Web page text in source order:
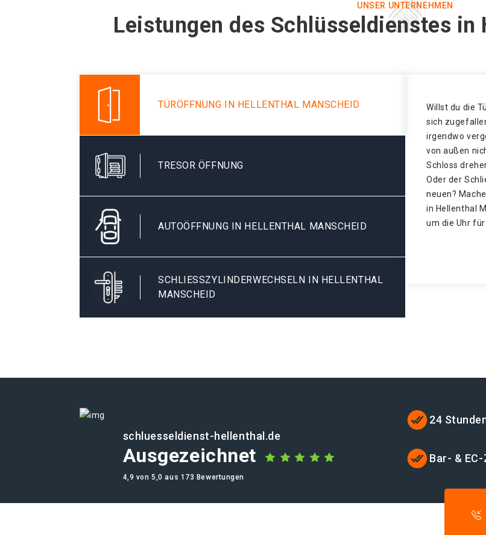
UNSER UNTERNEHMEN
Leistungen des Schlüsseldienstes in
TÜRÖFFNUNG IN HELLENTHAL MANSCHEID
TRESOR ÖFFNUNG
AUTOÖFFNUNG IN HELLENTHAL MANSCHEID
SCHLIESSZYLINDERWECHSELN IN HELLENTHAL M
ANSCHEID
Willst du die
sich
irgendwo
von außen
Schloss
Oder der
neuen?
in Hellenthal
um die Uhr für
schluesseldienst-hellenthal.de
Ausgezeichnet
4,9 von 5,0 aus 173 Bewertungen
24
Bar- &